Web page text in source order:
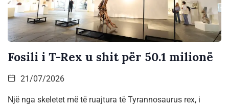
Fosili i T-Rex u shit për 50.1 milionë
21/07/2026
Një nga skeletet më të ruajtura të Tyrannosaurus rex, i